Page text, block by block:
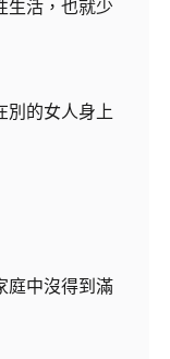
生活，也就少
別的女人身上
庭中沒得到滿